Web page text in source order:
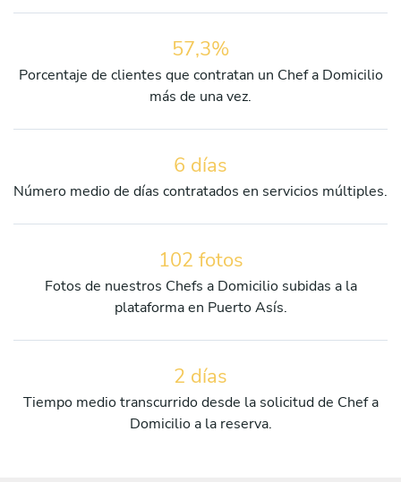
57,3%
Porcentaje de clientes que contratan un Chef a Domicilio
más de una vez.
6 días
Número medio de días contratados en servicios múltiples.
102 fotos
Fotos de nuestros Chefs a Domicilio subidas a la
plataforma en Puerto Asís.
2 días
Tiempo medio transcurrido desde la solicitud de Chef a
Domicilio a la reserva.